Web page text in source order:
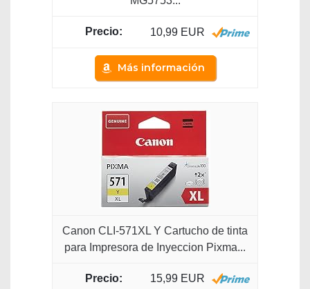
10,99 EUR
Más información
Canon CLI-571XL Y Cartucho de tinta
para Impresora de Inyeccion Pixma...
15,99 EUR